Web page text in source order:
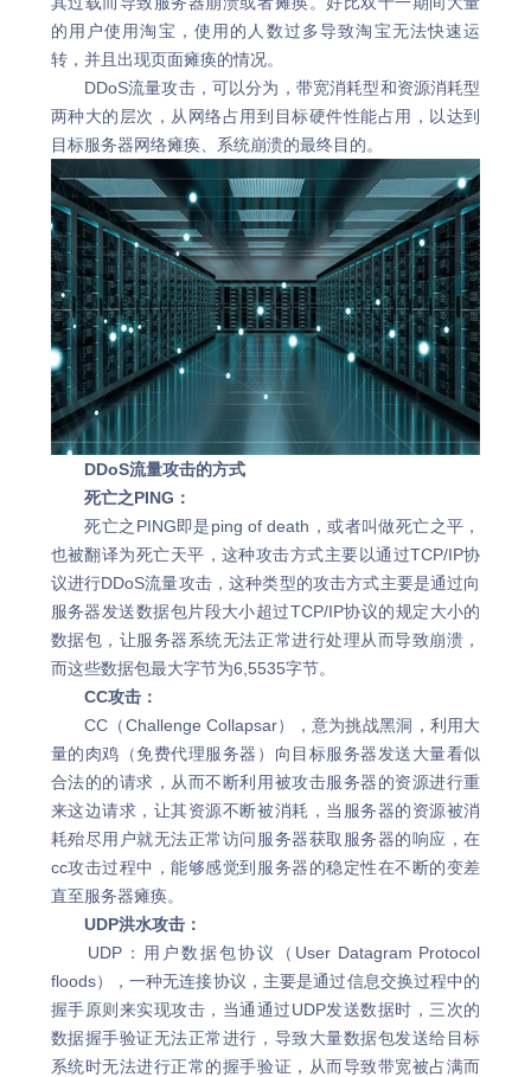
的用户使用淘宝，使用的人数过多导致淘宝无法快速运
转，并且出现页面瘫痪的情况。
DDoS流量攻击，可以分为，带宽消耗型和资源消耗型
两种大的层次，从网络占用到目标硬件性能占用，以达到
目标服务器网络瘫痪、系统崩溃的最终目的。
DDoS流量攻击的方式
死亡之PING：
死亡之PING即是ping of death，或者叫做死亡之平，
也被翻译为死亡天平，这种攻击方式主要以通过TCP/IP协
议进行DDoS流量攻击，这种类型的攻击方式主要是通过向
服务器发送数据包片段大小超过TCP/IP协议的规定大小的
数据包，让服务器系统无法正常进行处理从而导致崩溃，
而这些数据包最大字节为6,5535字节。
CC攻击：
CC（Challenge Collapsar），意为挑战黑洞，利用大
量的肉鸡（免费代理服务器）向目标服务器发送大量看似
合法的的请求，从而不断利用被攻击服务器的资源进行重
来这边请求，让其资源不断被消耗，当服务器的资源被消
耗殆尽用户就无法正常访问服务器获取服务器的响应，在
cc攻击过程中，能够感觉到服务器的稳定性在不断的变差
直至服务器瘫痪。
UDP洪水攻击：
UDP：用户数据包协议（User Datagram Protocol
floods），一种无连接协议，主要是通过信息交换过程中的
握手原则来实现攻击，当通通过UDP发送数据时，三次的
数据握手验证无法正常进行，导致大量数据包发送给目标
系统时无法进行正常的握手验证，从而导致带宽被占满而